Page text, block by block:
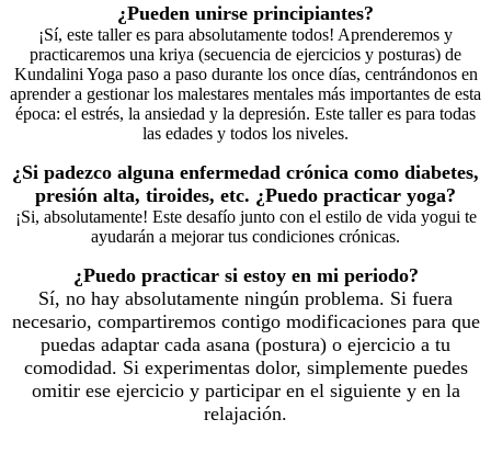
¿Pueden unirse principiantes?
¡Sí, este taller es para absolutamente todos! Aprenderemos y
practicaremos una kriya (secuencia de ejercicios y posturas) de
Kundalini Yoga paso a paso durante los once días, centrándonos en
aprender a gestionar los malestares mentales más importantes de esta
época: el estrés, la ansiedad y la depresión. Este taller es para todas
las edades y todos los niveles.
¿Si padezco alguna enfermedad crónica como diabetes,
presión alta, tiroides, etc. ¿Puedo practicar yoga?
¡Si, absolutamente! Este desafío junto con el estilo de vida yogui te
ayudarán a mejorar tus condiciones crónicas.
¿Puedo practicar si estoy en mi periodo?
Sí, no hay absolutamente ningún problema. Si fuera
necesario, compartiremos contigo modificaciones para que
puedas adaptar cada asana (postura) o ejercicio a tu
comodidad. Si experimentas dolor, simplemente puedes
omitir ese ejercicio y participar en el siguiente y en la
relajación.